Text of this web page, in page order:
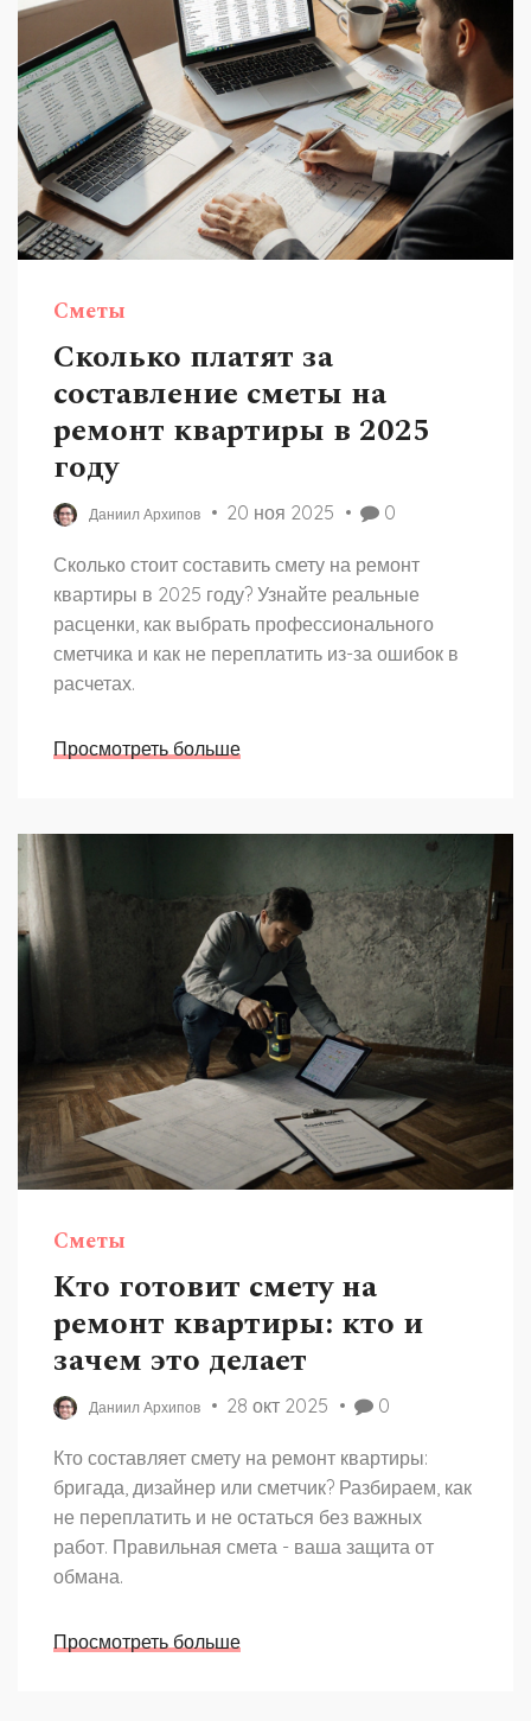
Сметы
Сколько платят за
составление сметы на
ремонт квартиры в 2025
году
Даниил Архипов 20 ноя 2025 0
Сколько стоит составить смету на ремонт
квартиры в 2025 году? Узнайте реальные
расценки, как выбрать профессионального
сметчика и как не переплатить из-за ошибок в
расчетах.
Просмотреть больше
Сметы
Кто готовит смету на
ремонт квартиры: кто и
зачем это делает
Даниил Архипов 28 окт 2025 0
Кто составляет смету на ремонт квартиры:
бригада, дизайнер или сметчик? Разбираем, как
не переплатить и не остаться без важных
работ. Правильная смета - ваша защита от
обмана.
Просмотреть больше